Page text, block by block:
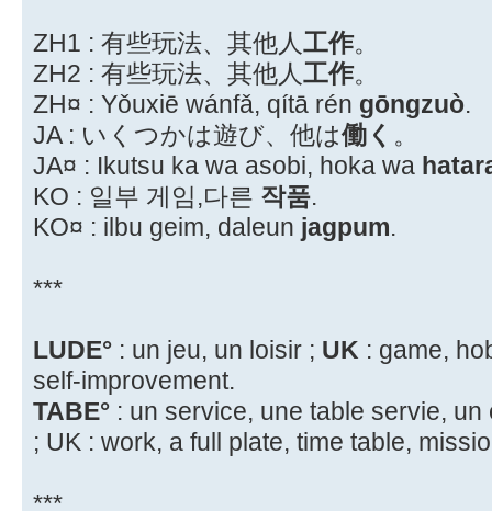
ZH1 : 有些玩法、其他人工作。
ZH2 : 有些玩法、其他人工作。
ZH¤ : Yǒuxiē wánfǎ, qítā rén gōngzuò.
JA : いくつかは遊び、他は働く 。
JA¤ : Ikutsu ka wa asobi, hoka wa
KO : 일부 게임,다른 작품.
KO¤ : ilbu geim, daleun jagpum.
***
LUDE° : un jeu, un loisir ; UK : game,
self-improvement.
TABE° : un service, une table servie,
; UK : work, a full plate, time table,
***